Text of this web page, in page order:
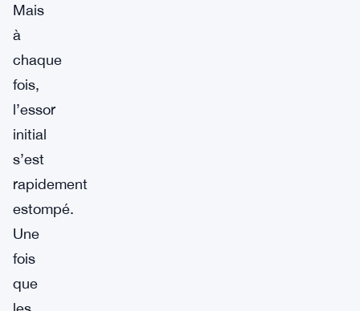
Mais
à
chaque
fois,
l’essor
initial
s’est
rapidement
estompé.
Une
fois
que